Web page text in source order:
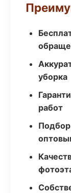
уборка
работ
Подбор